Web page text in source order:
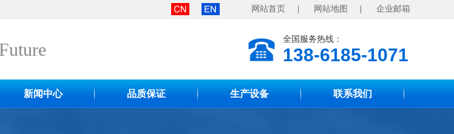
网站首页 网站地图 企业邮箱
全国服务热线：
138-6185-1071
新闻中心 品质保证 生产设备 联系我们